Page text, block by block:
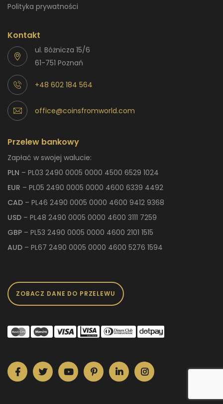
Polityka prywatności
Kontakt
ul. Bóżnicza 15/6
61-751 Poznań
+48 602 184 564
office@coinsfromworld.com
Przelew bankowy
Zapłać w swojej walucie:
PLN – PL03 2490 0005 0000 4500 6529 1024
EUR – PL05 2490 0005 0000 4600 6339 4492
CAD – PL46 2490 0005 0000 4600 9412 9368
USD – PL48 2490 0005 0000 4600 3111 7259
GBP – PL53 2490 0005 0000 4600 2101 1515
AUD – PL67 2490 0005 0000 4600 5276 1594
ZOBACZ DANE DO PRZELEWU